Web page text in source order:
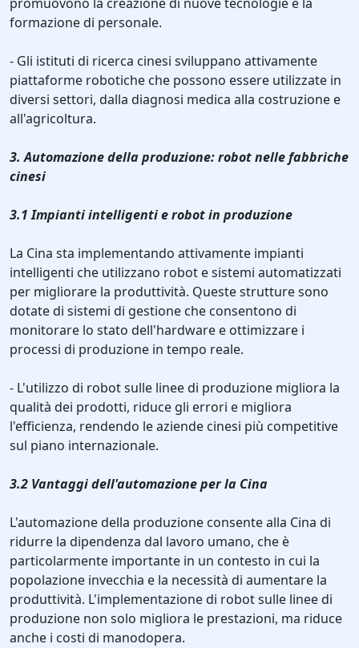
formazione di personale.
- Gli istituti di ricerca cinesi sviluppano attivamente
piattaforme robotiche che possono essere utilizzate in
diversi settori, dalla diagnosi medica alla costruzione e
all'agricoltura.
3. Automazione della produzione: robot nelle fabbriche
cinesi
3.1 Impianti intelligenti e robot in produzione
La Cina sta implementando attivamente impianti
intelligenti che utilizzano robot e sistemi automatizzati
per migliorare la produttività. Queste strutture sono
dotate di sistemi di gestione che consentono di
monitorare lo stato dell'hardware e ottimizzare i
processi di produzione in tempo reale.
- L'utilizzo di robot sulle linee di produzione migliora la
qualità dei prodotti, riduce gli errori e migliora
l'efficienza, rendendo le aziende cinesi più competitive
sul piano internazionale.
3.2 Vantaggi dell'automazione per la Cina
L'automazione della produzione consente alla Cina di
ridurre la dipendenza dal lavoro umano, che è
particolarmente importante in un contesto in cui la
popolazione invecchia e la necessità di aumentare la
produttività. L'implementazione di robot sulle linee di
produzione non solo migliora le prestazioni, ma riduce
anche i costi di manodopera.